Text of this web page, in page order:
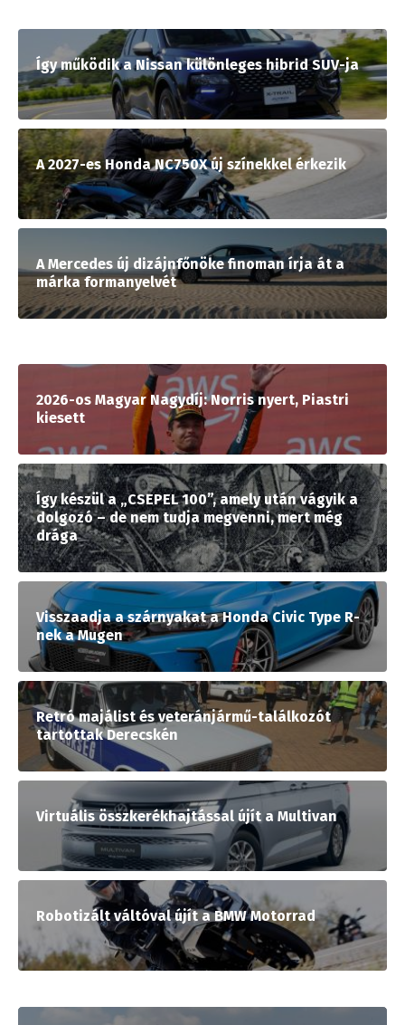
Így működik a Nissan különleges hibrid SUV-ja
A 2027-es Honda NC750X új színekkel érkezik
A Mercedes új dizájnfőnöke finoman írja át a
márka formanyelvét
2026-os Magyar Nagydíj: Norris nyert, Piastri
kiesett
Így készül a „CSEPEL 100”, amely után vágyik a
dolgozó – de nem tudja megvenni, mert még
drága
Visszaadja a szárnyakat a Honda Civic Type R-
nek a Mugen
Retró majálist és veteránjármű-találkozót
tartottak Derecskén
Virtuális összkerékhajtással újít a Multivan
Robotizált váltóval újít a BMW Motorrad